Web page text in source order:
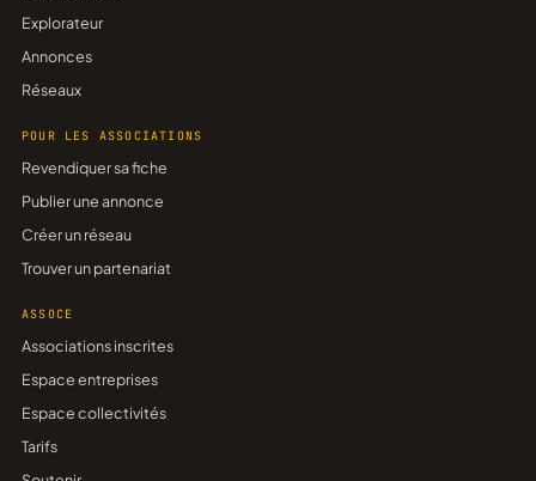
Explorateur
Annonces
Réseaux
POUR LES ASSOCIATIONS
Revendiquer sa fiche
Publier une annonce
Créer un réseau
Trouver un partenariat
ASSOCE
Associations inscrites
Espace entreprises
Espace collectivités
Tarifs